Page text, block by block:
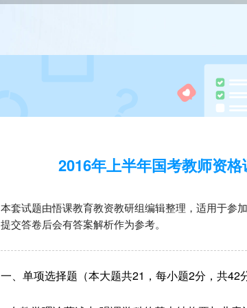
2016年上半年国考教师资
本套试题由悟课教育教资教研组编辑整理，适用于参
提交答卷后会有答案解析作为参考。
一、单项选择题（本大题共21，每小题2分，共42